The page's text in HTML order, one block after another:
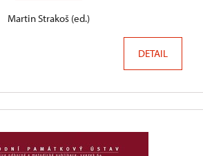
Martin Strakoš (ed.)
DETAIL